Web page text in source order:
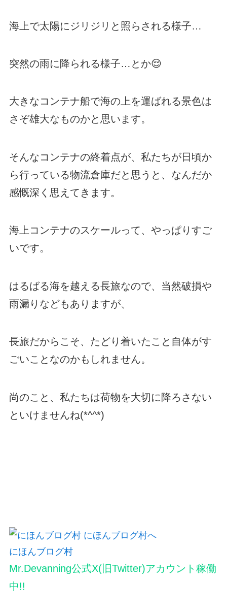
海上で太陽にジリジリと照らされる様子…
突然の雨に降られる様子…とか😌
大きなコンテナ船で海の上を運ばれる景色は
さぞ雄大なものかと思います。
そんなコンテナの終着点が、私たちが日頃か
ら行っている物流倉庫だと思うと、なんだか
感慨深く思えてきます。
海上コンテナのスケールって、やっぱりすご
いです。
はるばる海を越える長旅なので、当然破損や
雨漏りなどもありますが、
長旅だからこそ、たどり着いたこと自体がす
ごいことなのかもしれません。
尚のこと、私たちは荷物を大切に降ろさない
といけませんね(*^^*)
にほんブログ村
Mr.Devanning公式X(旧Twitter)アカウント稼働
中!!